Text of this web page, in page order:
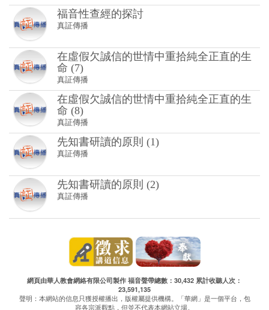
福音性查經的探討
真証傳播
在虛假欠誠信的世情中重拾純全正直的生
命 (7)
真証傳播
在虛假欠誠信的世情中重拾純全正直的生
命 (8)
真証傳播
先知書研讀的原則 (1)
真証傳播
先知書研讀的原則 (2)
真証傳播
網頁由華人教會網絡有限公司製作 福音聲帶總數：30,432 累計收聽人次：
23,591,135
聲明：本網站的信息只獲授權播出，版權屬提供機構。「華網」是一個平台，包
容各宗派觀點，但並不代表本網站立場。